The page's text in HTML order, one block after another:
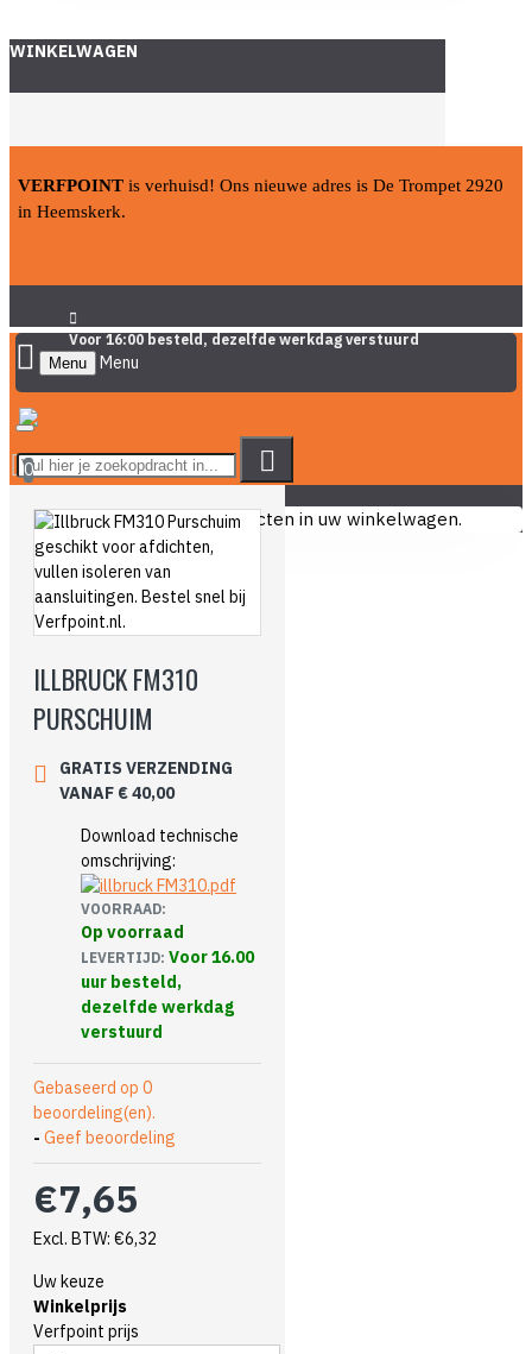
WINKELWAGEN
VERFPOINT is verhuisd! Ons nieuwe adres is De Trompet 2920
in Heemskerk.
Voor 16:00 besteld, dezelfde werkdag verstuurd
Menu
0
U heeft nog geen producten in uw winkelwagen.
ILLBRUCK FM310
PURSCHUIM
GRATIS VERZENDING
VANAF € 40,00
Download technische
omschrijving:
VOORRAAD:
Op voorraad
LEVERTIJD: Voor 16.00
uur besteld,
dezelfde werkdag
verstuurd
Gebaseerd op 0
beoordeling(en).
- Geef beoordeling
€7,65
Excl. BTW: €6,32
Uw keuze
Winkelprijs
Verfpoint prijs